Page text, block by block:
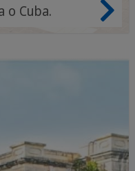
o Cuba.